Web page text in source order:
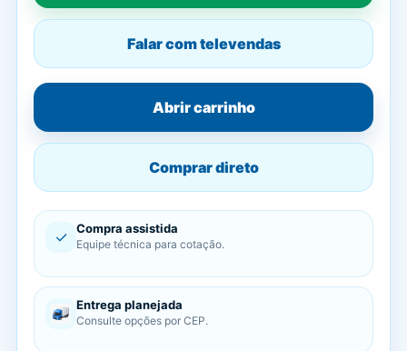
Falar com televendas
Abrir carrinho
Comprar direto
✓ Compra assistida
Equipe técnica para cotação.
Entrega planejada
Consulte opções por CEP.